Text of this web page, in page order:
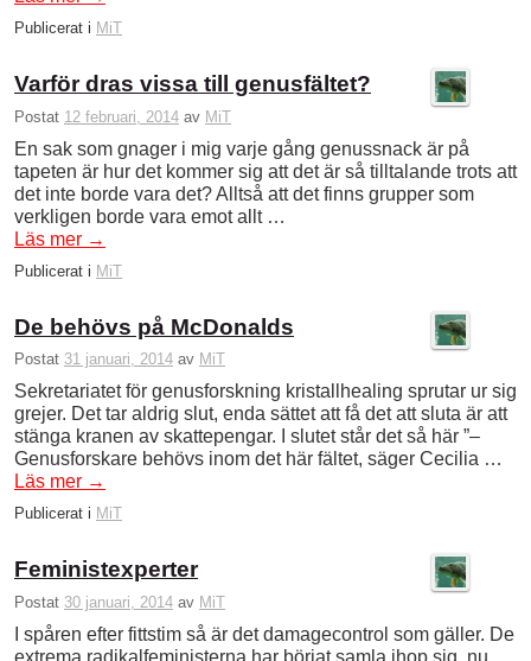
Publicerat i MiT
Varför dras vissa till genusfältet?
Postat 12 februari, 2014 av MiT
En sak som gnager i mig varje gång genussnack är på
tapeten är hur det kommer sig att det är så tilltalande trots att
det inte borde vara det? Alltså att det finns grupper som
verkligen borde vara emot allt …
Läs mer →
Publicerat i MiT
De behövs på McDonalds
Postat 31 januari, 2014 av MiT
Sekretariatet för genusforskning kristallhealing sprutar ur sig
grejer. Det tar aldrig slut, enda sättet att få det att sluta är att
stänga kranen av skattepengar. I slutet står det så här ”–
Genusforskare behövs inom det här fältet, säger Cecilia …
Läs mer →
Publicerat i MiT
Feministexperter
Postat 30 januari, 2014 av MiT
I spåren efter fittstim så är det damagecontrol som gäller. De
extrema radikalfeministerna har börjat samla ihop sig, nu